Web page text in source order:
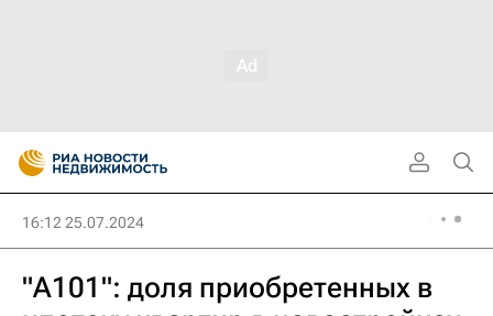
16:12 25.07.2024
"А101": доля приобретенных в